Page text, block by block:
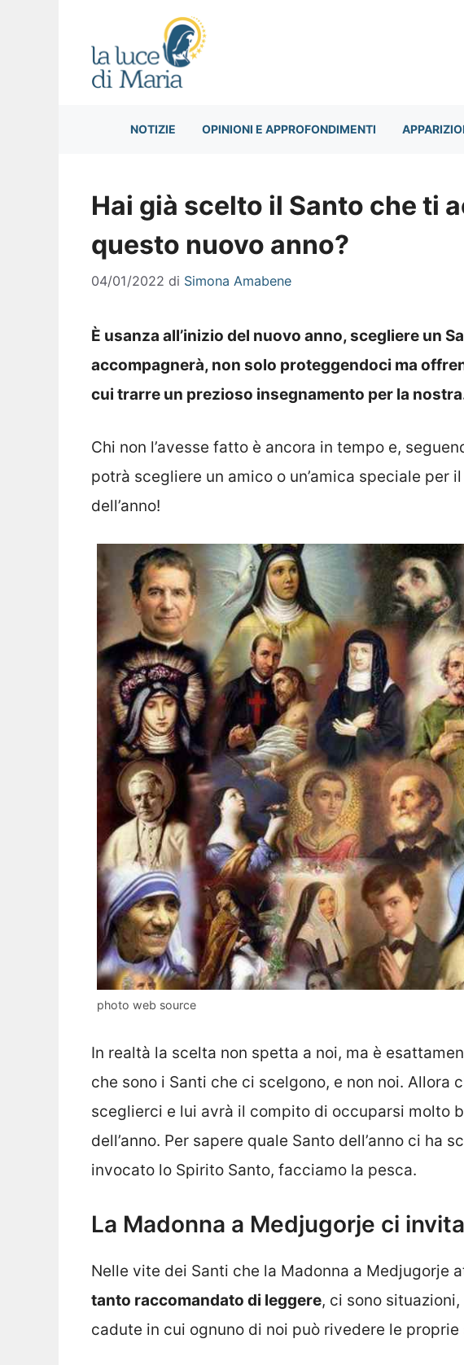
NOTIZIE OPINIONI E APPROFONDIMENTI
Hai già scelto il Santo che ti
questo nuovo anno?
04/01/2022 di Simona Amabene
È usanza all’inizio del nuovo anno, scegliere un
accompagnerà, non solo proteggendoci ma
cui trarre un prezioso insegnamento per la
Chi non l’avesse fatto è ancora in tempo e,
potrà scegliere un amico o un’amica speciale per
dell’anno!
photo web source
In realtà la scelta non spetta a noi, ma è
che sono i Santi che ci scelgono, e non noi. Allora
sceglierci e lui avrà il compito di occuparsi molto
dell’anno. Per sapere quale Santo dell’anno ci ha
invocato lo Spirito Santo, facciamo la pesca.
La Madonna a Medjugorje ci
Nelle vite dei Santi che la Madonna a Medjugorje
tanto raccomandato di leggere, ci sono
cadute in cui ognuno di noi può rivedere le